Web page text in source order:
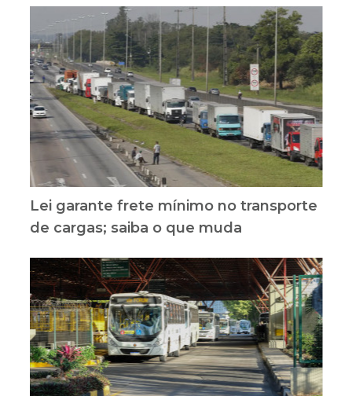
Lei garante frete mínimo no transporte
de cargas; saiba o que muda